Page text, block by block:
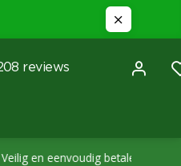
Veilig en eenvoudig betalen -